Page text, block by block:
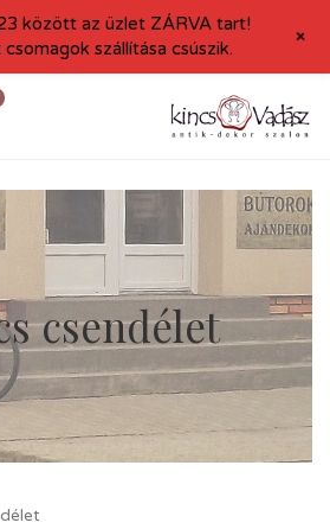
csendélet
között az üzlet ZÁRVA tart!
szállítása csúszik.
+